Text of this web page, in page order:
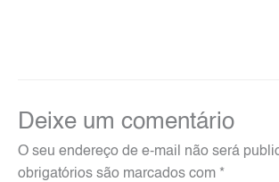
Deixe um comentário
O seu endereço de e-mail não será
obrigatórios são marcados com *